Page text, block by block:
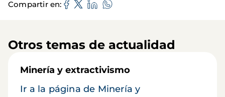
Compartir en
Otros temas de actualidad
Minería y extractivismo
Ir a la página de Minería y